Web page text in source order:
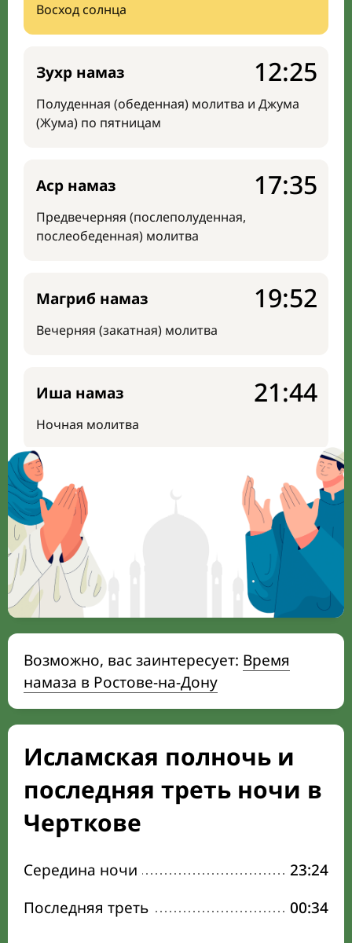
Восход солнца
Зухр намаз
Полуденная (обеденная) молитва и Джума
(Жума) по пятницам
12:25
Аср намаз
Предвечерняя (послеполуденная,
послеобеденная) молитва
17:35
Магриб намаз
Вечерняя (закатная) молитва
19:52
Иша намаз
Ночная молитва
21:44
Возможно, вас заинтересует: Время
намаза в Ростове-на-Дону
Исламская полночь и
последняя треть ночи в
Черткове
Середина ночи
23:24
Последняя треть
00:34